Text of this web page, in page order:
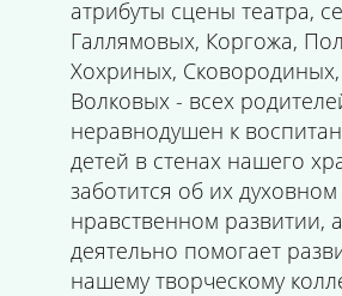
атрибуты сцены театра,
Галлямовых, Коргожа,
Хохриных,
Волковых - всех
неравнодушен к
детей в стенах нашего
заботится об их
нравственном развитии,
деятельно помогает
нашему творческому